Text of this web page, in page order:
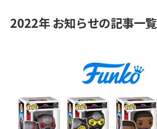
2022年 お知らせの記事一覧